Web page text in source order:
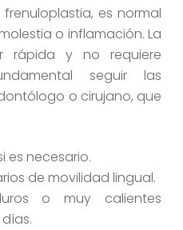
es normal
o inflamación. La
rápida y no requiere
seguir las
o cirujano, que
es necesario.
de movilidad lingual.
o muy calientes